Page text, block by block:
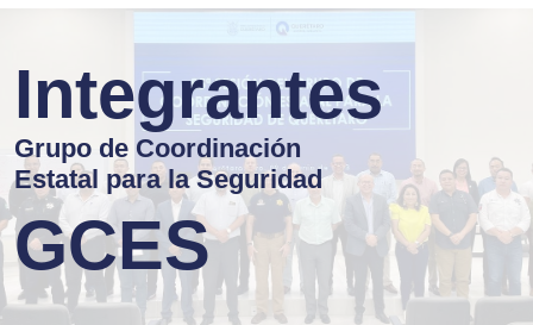
Integrantes
Grupo de Coordinación
Estatal para la Seguridad
GCES